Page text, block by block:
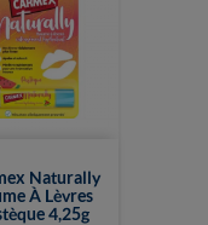
Naturally
À Lèvres
4,25g